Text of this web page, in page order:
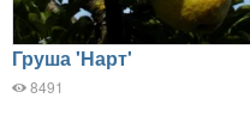
Груша 'Нарт'
8491